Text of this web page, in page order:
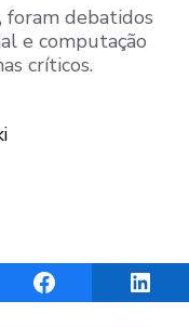
foram debatidos
e computação
críticos.
TelegramShare on Facebook